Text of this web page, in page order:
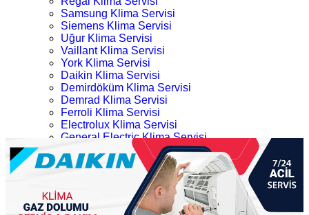
Samsung Klima Servisi
Siemens Klima Servisi
Uğur Klima Servisi
Vaillant Klima Servisi
York Klima Servisi
Daikin Klima Servisi
Demirdöküm Klima Servisi
Demrad Klima Servisi
Ferroli Klima Servisi
Electrolux Klima Servisi
General Electric Klima Servisi
LG Klima Servisi
Midea Klima Servisi
Mitsubishi Klima Servisi
Profilo Klima Servisi
İletişim
Pendik Acil 724 Daikin Klima Servisi
Kategoriler
Pendik Acil 724 Daikin Klima Servisi